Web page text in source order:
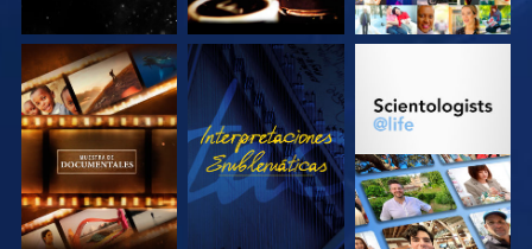
EXPLORA LAS
SERIES
VE
EXPLORA LAS